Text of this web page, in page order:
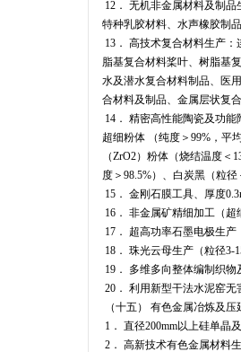
12． 无机非金属材料及制
特种乳胶材料、水声橡胶制
13． 高技术复合材料生产
脂基复合材料桨叶、树脂基
水及潜水复合材料制品、医
合材料及制品、金属层状复
14． 精密高性能陶瓷及功
超细粉体 （纯度＞99%，平
（ZrO2）粉体（烧结温度
度＞98.5%）、白炭黑（粒
15． 金刚石膜工具、厚度
16． 非金属矿精细加工（
17． 超高功率石墨电极生产
18． 珠光云母生产（粒径3-
19． 多维多向整体编制织物
20． 利用新型干法水泥窑
（十五） 有色金属冶炼及压
1． 直径200mm以上硅单晶
2． 高新技术有色金属材料